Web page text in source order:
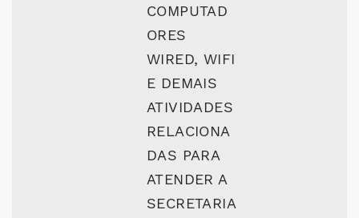
COMPUTAD
ORES
WIRED, WIFI
E DEMAIS
ATIVIDADES
RELACIONA
DAS PARA
ATENDER A
SECRETARIA